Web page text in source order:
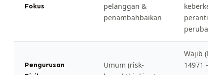
Fokus
pelanggan &
penambahbaikan
peranti
perubatan
Pengurusan
Umum (risk-
Wajib (EN
14971 —